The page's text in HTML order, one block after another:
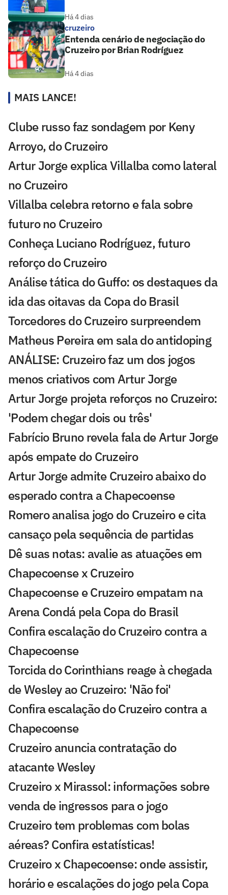
Há 4 dias
cruzeiro
Entenda cenário de negociação do
Cruzeiro por Brian Rodríguez
Há 4 dias
MAIS LANCE!
Clube russo faz sondagem por Keny
Arroyo, do Cruzeiro
Artur Jorge explica Villalba como lateral
no Cruzeiro
Villalba celebra retorno e fala sobre
futuro no Cruzeiro
Conheça Luciano Rodríguez, futuro
reforço do Cruzeiro
Análise tática do Guffo: os destaques da
ida das oitavas da Copa do Brasil
Torcedores do Cruzeiro surpreendem
Matheus Pereira em sala do antidoping
ANÁLISE: Cruzeiro faz um dos jogos
menos criativos com Artur Jorge
Artur Jorge projeta reforços no Cruzeiro:
'Podem chegar dois ou três'
Fabrício Bruno revela fala de Artur Jorge
após empate do Cruzeiro
Artur Jorge admite Cruzeiro abaixo do
esperado contra a Chapecoense
Romero analisa jogo do Cruzeiro e cita
cansaço pela sequência de partidas
Dê suas notas: avalie as atuações em
Chapecoense x Cruzeiro
Chapecoense e Cruzeiro empatam na
Arena Condá pela Copa do Brasil
Confira escalação do Cruzeiro contra a
Chapecoense
Torcida do Corinthians reage à chegada
de Wesley ao Cruzeiro: 'Não foi'
Confira escalação do Cruzeiro contra a
Chapecoense
Cruzeiro anuncia contratação do
atacante Wesley
Cruzeiro x Mirassol: informações sobre
venda de ingressos para o jogo
Cruzeiro tem problemas com bolas
aéreas? Confira estatísticas!
Cruzeiro x Chapecoense: onde assistir,
horário e escalações do jogo pela Copa